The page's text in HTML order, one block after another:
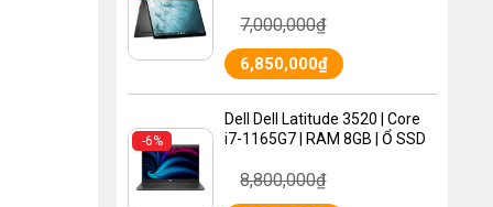
Graphics 620 | MÀN HÌNH
6,850,000₫
7,000,000₫
-6%
Dell Dell Latitude 3520 | Core
i7-1165G7 | RAM 8GB | Ổ SSD
630 | MÀN HÌNH 15.6″ FHD
8,800,000₫